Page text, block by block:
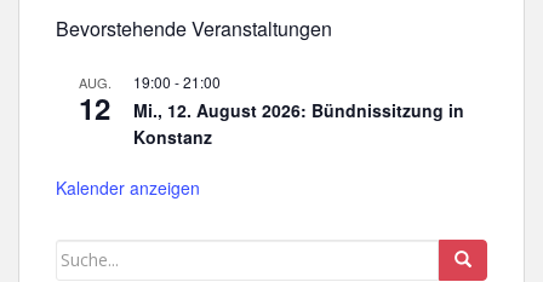
Bevorstehende Veranstaltungen
AUG.
12
19:00 -21:00
Mi., 12. August 2026: Bündnissitzung in
Konstanz
Kalender anzeigen